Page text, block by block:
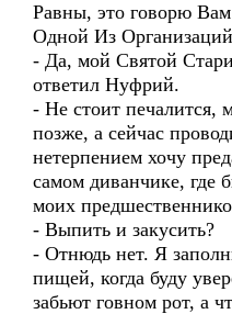
Равны, это говорю
Одной Из
- Да, мой Святой
ответил Нуфрий.
- Не стоит печалится,
позже, а сейчас
нетерпением хочу
самом диванчике, где
моих
- Выпить и закусить?
- Отнюдь нет. Я
пищей, когда буду
забьют говном рот, а